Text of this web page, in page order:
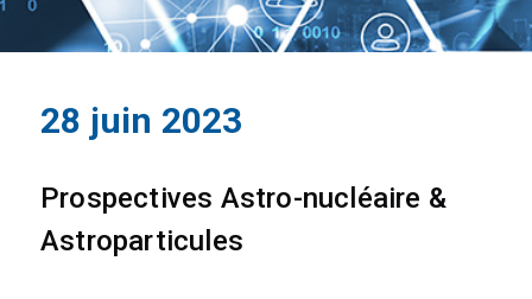
28 juin 2023
Prospectives Astro-nucléaire &
Astroparticules